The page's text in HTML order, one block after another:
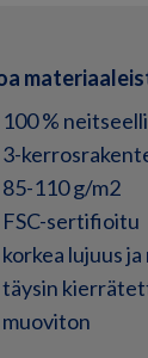
100 %
3-
85-110 g/m2
FSC-sertifioitu
korkea lujuus
täysin
muoviton